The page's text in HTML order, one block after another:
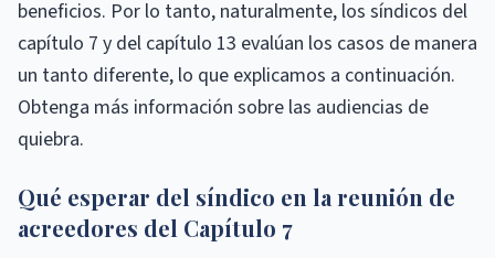
beneficios. Por lo tanto, naturalmente, los síndicos del
capítulo 7 y del capítulo 13 evalúan los casos de manera
un tanto diferente, lo que explicamos a continuación.
Obtenga más información sobre las audiencias de
quiebra.
Qué esperar del síndico en la reunión de
acreedores del Capítulo 7